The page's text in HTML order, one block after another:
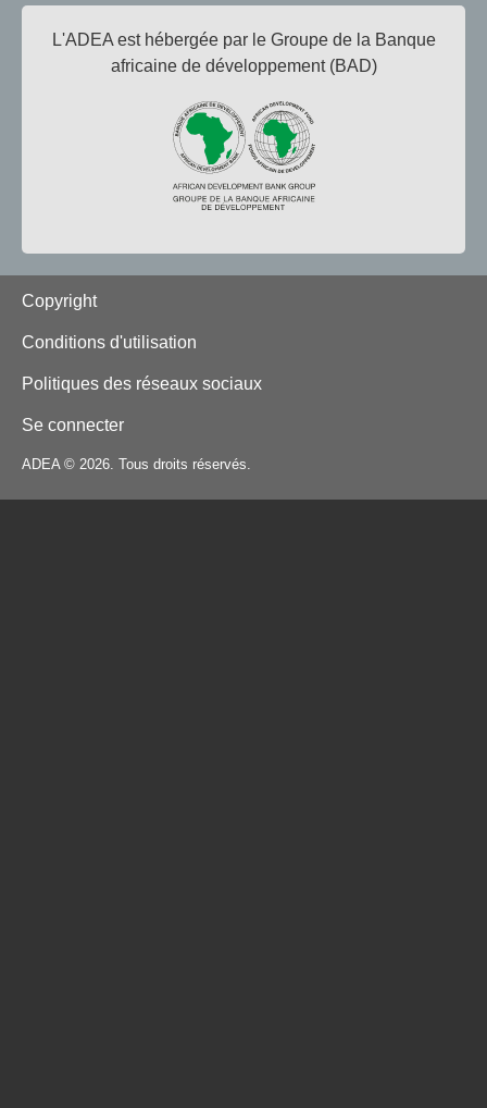
L'ADEA est hébergée par le Groupe de la Banque
africaine de développement (BAD)
Footer
Copyright
Conditions d'utilisation
Politiques des réseaux sociaux
Se connecter
ADEA © 2026. Tous droits réservés.